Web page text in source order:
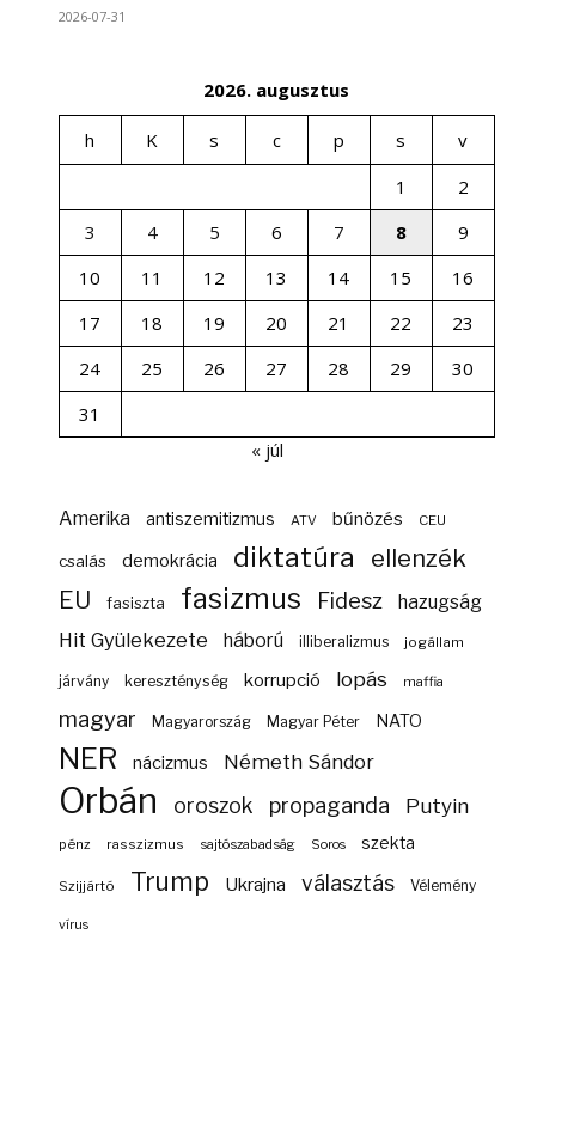
2026-07-31
2026. augusztus
h K s c p s
v
1
2
3
4 5 6 7 8
9
10
11 12 13 14 15
16
17
18 19 20 21 22
23
24
25 26 27 28 29
30
31
« júl
Amerika antiszemitizmus ATV bűnözés CEU
csalás demokrácia diktatúra ellenzék
EU fasiszta fasizmus Fidesz hazugság
Hit Gyülekezete háború illiberalizmus jogállam
járvány kereszténység korrupció lopás maffia
magyar Magyarország Magyar Péter NATO
NER nácizmus Németh Sándor
Orbán oroszok propaganda Putyin
pénz rasszizmus sajtószabadság Soros szekta
Szijjártó Trump Ukrajna választás Vélemény
vírus